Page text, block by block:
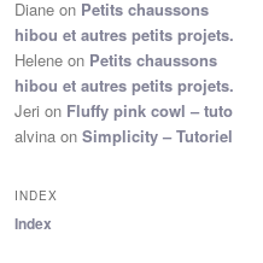
Diane on Petits chaussons
hibou et autres petits projets.
Helene on Petits chaussons
hibou et autres petits projets.
Jeri on Fluffy pink cowl – tuto
alvina on Simplicity – Tutoriel
INDEX
Index